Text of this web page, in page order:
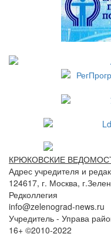
КРЮКОВСКИЕ
Адрес учредителя и
124617, г. Москва,
Редколлегия
info@zelenograd-news.ru
Учредитель - Управа
16+ ©2010-2022